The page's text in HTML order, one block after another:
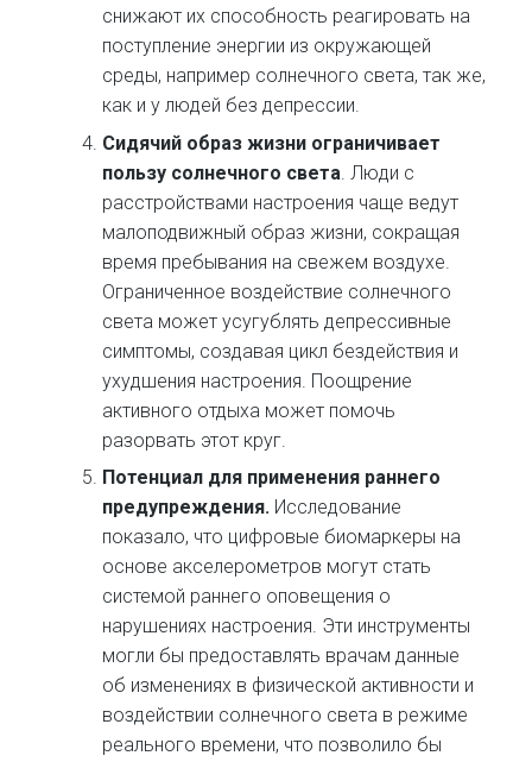
снижают их способность реагировать на
поступление энергии из окружающей
среды, например солнечного света, так же,
как и у людей без депрессии.
Сидячий образ жизни ограничивает
пользу солнечного света . Люди с
расстройствами настроения чаще ведут
малоподвижный образ жизни, сокращая
время пребывания на свежем воздухе.
Ограниченное воздействие солнечного
света может усугублять депрессивные
симптомы, создавая цикл бездействия и
ухудшения настроения. Поощрение
активного отдыха может помочь
разорвать этот круг.
Потенциал для применения раннего
предупреждения. Исследование
показало, что цифровые биомаркеры на
основе акселерометров могут стать
системой раннего оповещения о
нарушениях настроения. Эти инструменты
могли бы предоставлять врачам данные
об изменениях в физической активности и
воздействии солнечного света в режиме
реального времени, что позволило бы